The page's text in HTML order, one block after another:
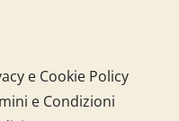
e Cookie Policy
e Condizioni